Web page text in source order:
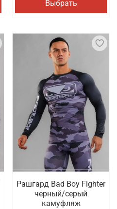
Выбрать
Рашгард Bad Boy Fighter
черный/серый
камуфляж